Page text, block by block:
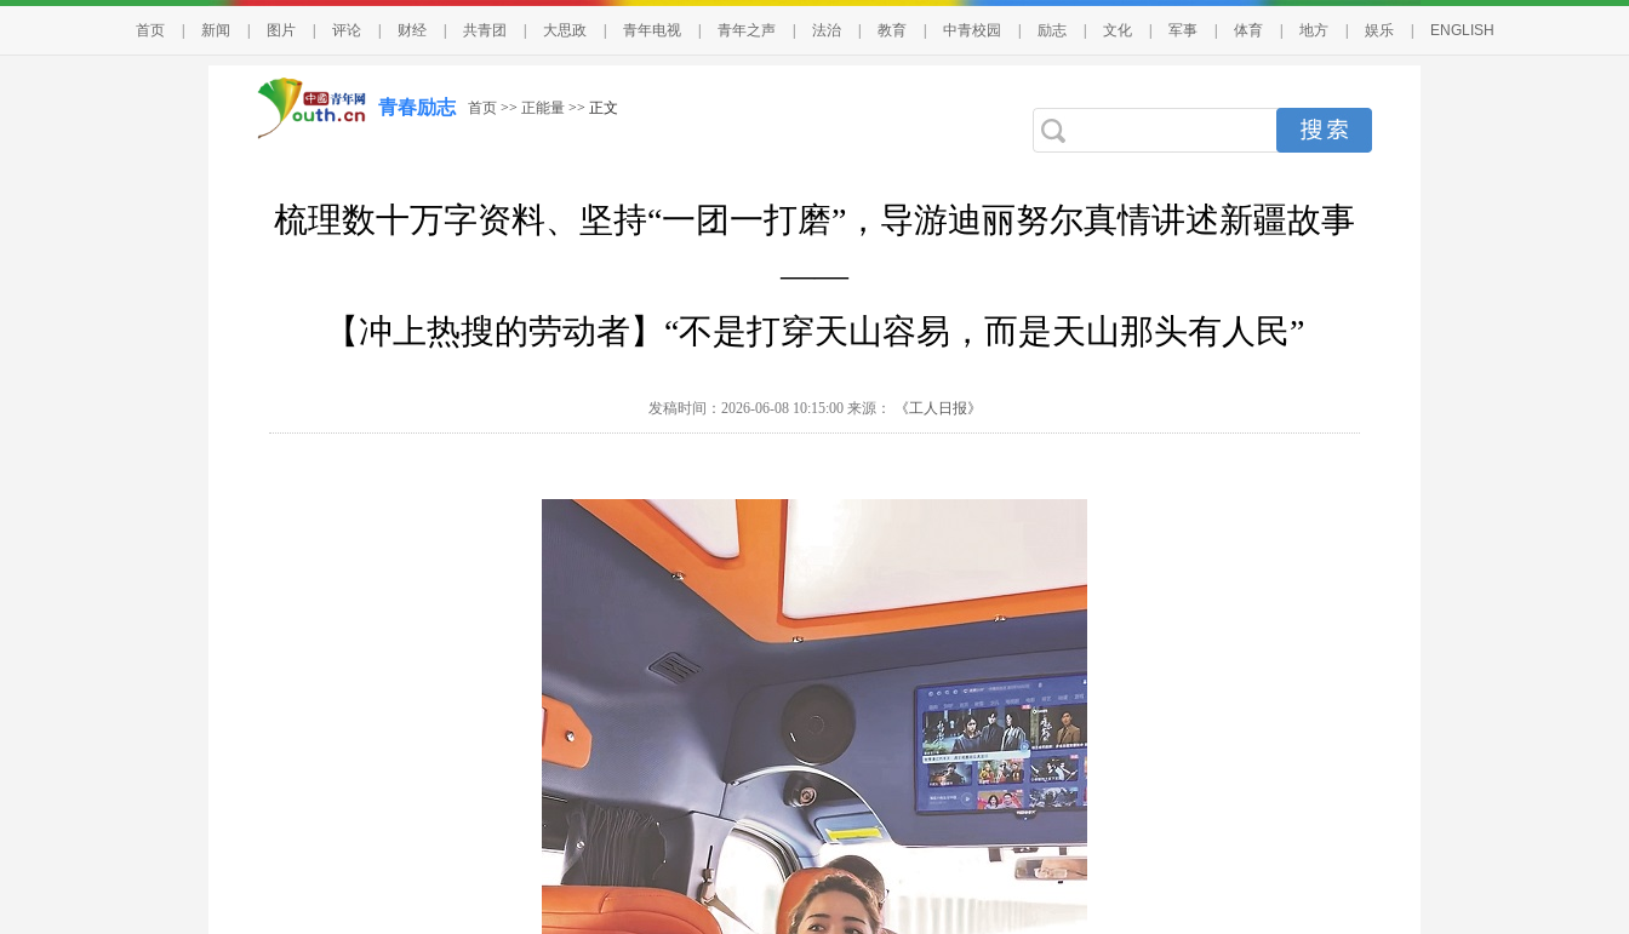
首页 新闻 图片 评论 财经 共青团 大思政 青年电视 青年之声 法治 教育 中青校园 励志 文化 军事 体育 地方 娱乐 ENGLISH
青春励志 首页 >> 正能量 >> 正文
梳理数十万字资料、坚持“一团一打磨”，导游迪丽努尔真情讲述新疆故事
——
【冲上热搜的劳动者】“不是打穿天山容易，而是天山那头有人民”
发稿时间：2026-06-08 10:15:00 来源： 《工人日报》